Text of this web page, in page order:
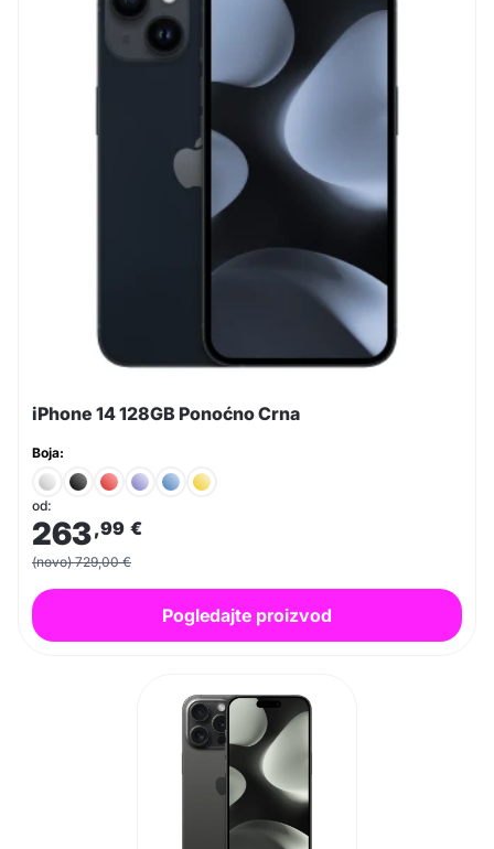
iPhone 14 128GB Ponoćno Crna
Boja:
od:
263,99 €
(novo) 729,00 €
Pogledajte proizvod